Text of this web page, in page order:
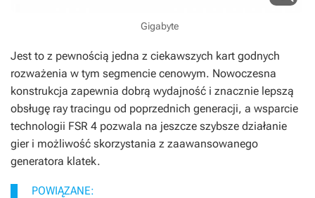
Gigabyte
Jest to z pewnością jedna z ciekawszych kart godnych
rozważenia w tym segmencie cenowym. Nowoczesna
konstrukcja zapewnia dobrą wydajność i znacznie lepszą
obsługę ray tracingu od poprzednich generacji, a wsparcie
technologii FSR 4 pozwala na jeszcze szybsze działanie
gier i możliwość skorzystania z zaawansowanego
generatora klatek.
POWIĄZANE: